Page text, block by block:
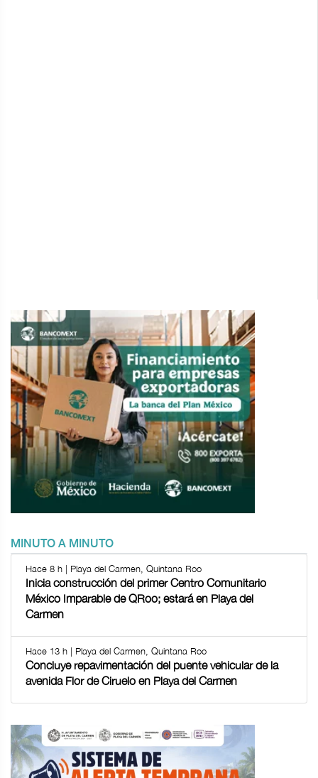
MINUTO A MINUTO
Hace 8 h | Playa del Carmen, Quintana Roo
Inicia construcción del primer Centro Comunitario
México Imparable de QRoo; estará en Playa del
Carmen
Hace 13 h | Playa del Carmen, Quintana Roo
Concluye repavimentación del puente vehicular de la
avenida Flor de Ciruelo en Playa del Carmen